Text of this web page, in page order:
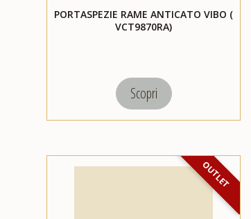
PORTASPEZIE RAME ANTICATO VIBO (
VCT9870RA)
Scopri
OUTLET